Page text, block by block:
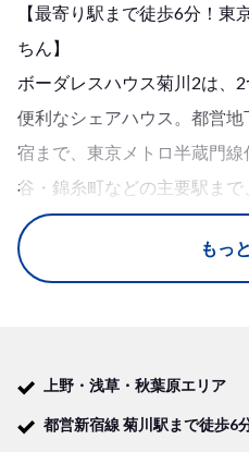
【最寄り駅まで徒歩6分！東
ちん】
ボーダレスハウス菊川2は、
便利なシェアハウス。都営
宿まで、東京メトロ半蔵門
谷・錦糸町などの主要駅ま
きます。通学・通勤にも便
にもおすすめなシェアハウス
菊川駅周辺には、生活に必要
施設が揃っており、とっても
もっ
上野・浅草・秋葉原エリア
都営新宿線 菊川駅まで徒歩6